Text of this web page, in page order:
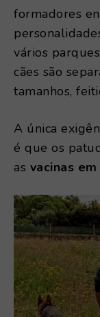
formadores
vários
cães são
tamanhos,
A única
é que os
as vacinas em